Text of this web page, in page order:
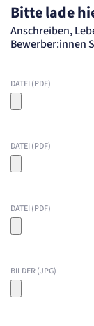
Bitte lade
Anschreiben,
Bewerber:innen
DATEI (PDF)
DATEI (PDF)
DATEI (PDF)
BILDER (JPG)